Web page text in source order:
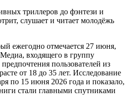
ежегодно отмечается 27 июня,
входящего в группу
пользователей из
от 18 до 35 лет. Исследование
по 15 июня 2026 года и показало,
стали главными спутниками